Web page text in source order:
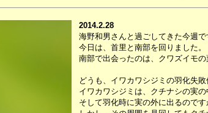
2014.2.28
海野和男さんと過ごしてきた今週で
今日は、首里と南部を回りました。
南部で出会ったのは、クワズイモの
どうも、イワカワシジミの羽化失敗
イワカワシジミは、クチナシの実の
そして羽化時に実の外に出るので